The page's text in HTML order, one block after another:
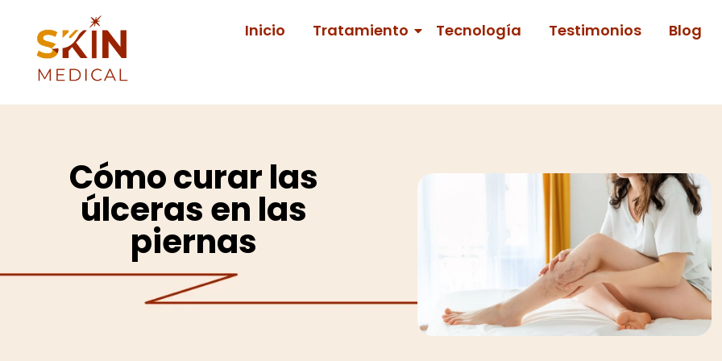
contenido
Inicio Tratamiento Tecnología Testimonios Blog
Cómo curar las
úlceras en las
piernas